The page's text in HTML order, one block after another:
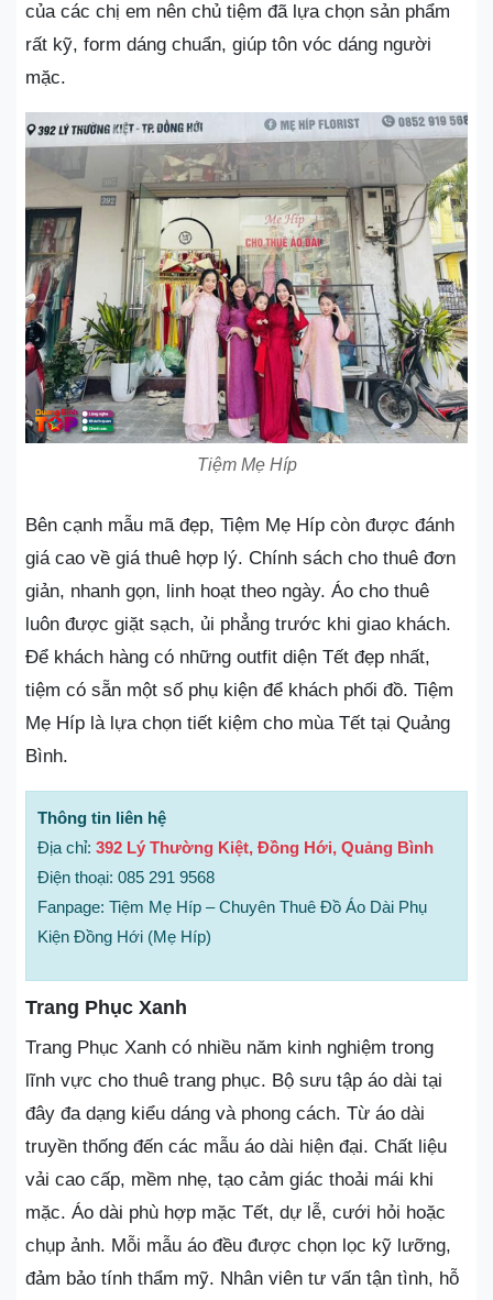
của các chị em nên chủ tiệm đã lựa chọn sản phẩm
rất kỹ, form dáng chuẩn, giúp tôn vóc dáng người
mặc.
Tiệm Mẹ Híp
Bên cạnh mẫu mã đẹp, Tiệm Mẹ Híp còn được đánh
giá cao về giá thuê hợp lý. Chính sách cho thuê đơn
giản, nhanh gọn, linh hoạt theo ngày. Áo cho thuê
luôn được giặt sạch, ủi phẳng trước khi giao khách.
Để khách hàng có những outfit diện Tết đẹp nhất,
tiệm có sẵn một số phụ kiện để khách phối đồ. Tiệm
Mẹ Híp là lựa chọn tiết kiệm cho mùa Tết tại Quảng
Bình.
Thông tin liên hệ
Địa chỉ: 392 Lý Thường Kiệt, Đồng Hới, Quảng Bình
Điện thoại: 085 291 9568
Fanpage: Tiệm Mẹ Híp – Chuyên Thuê Đồ Áo Dài Phụ
Kiện Đồng Hới (Mẹ Híp)
Trang Phục Xanh
Trang Phục Xanh có nhiều năm kinh nghiệm trong
lĩnh vực cho thuê trang phục. Bộ sưu tập áo dài tại
đây đa dạng kiểu dáng và phong cách. Từ áo dài
truyền thống đến các mẫu áo dài hiện đại. Chất liệu
vải cao cấp, mềm nhẹ, tạo cảm giác thoải mái khi
mặc. Áo dài phù hợp mặc Tết, dự lễ, cưới hỏi hoặc
chụp ảnh. Mỗi mẫu áo đều được chọn lọc kỹ lưỡng,
đảm bảo tính thẩm mỹ. Nhân viên tư vấn tận tình, hỗ